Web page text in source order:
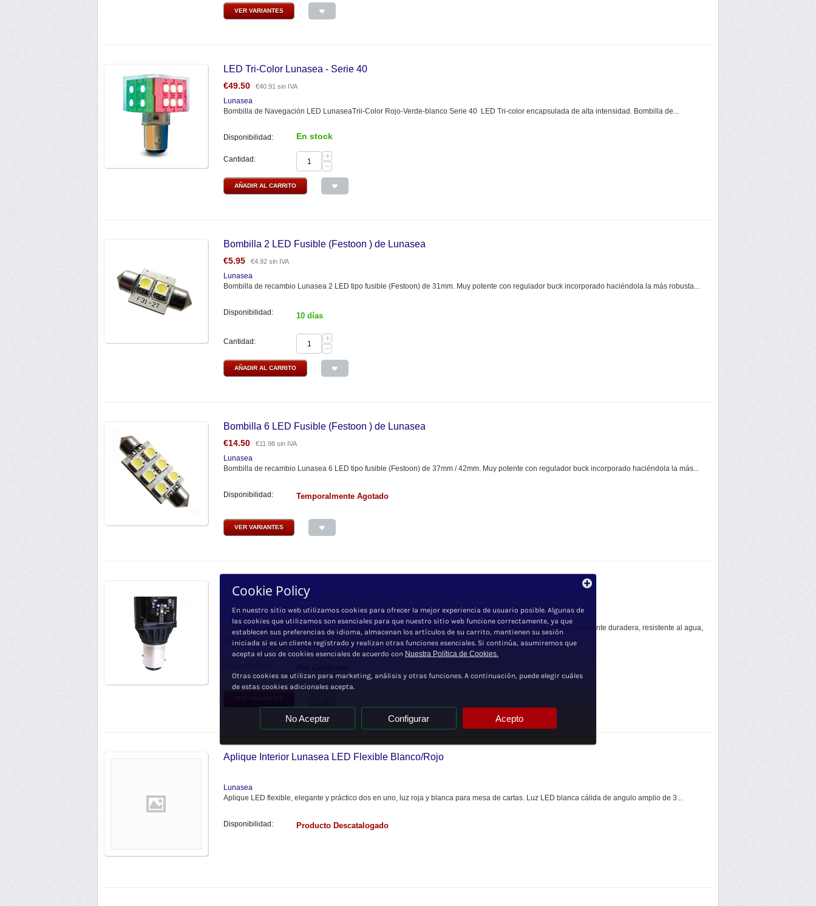
VER VARIANTES
LED Tri-Color Lunasea - Serie 40
€49.50 €40.91 sin IVA
Lunasea
Bombilla de Navegación LED LunaseaTrii-Color Rojo-Verde-blanco Serie 40 LED Tri-color encapsulada de alta intensidad. Bombilla de...
Disponibilidad: En stock
Cantidad:
+
−
AÑADIR AL CARRITO
Bombilla 2 LED Fusible (Festoon ) de Lunasea
€5.95 €4.92 sin IVA
Lunasea
Bombilla de recambio Lunasea 2 LED tipo fusible (Festoon) de 31mm. Muy potente con regulador buck incorporado haciéndola la más robusta...
Disponibilidad: 10 días
Cantidad:
+
−
AÑADIR AL CARRITO
Bombilla 6 LED Fusible (Festoon ) de Lunasea
€14.50 €11.98 sin IVA
Lunasea
Bombilla de recambio Lunasea 6 LED tipo fusible (Festoon) de 37mm / 42mm. Muy potente con regulador buck incorporado haciéndola la más...
Disponibilidad: Temporalmente Agotado
VER VARIANTES
LED de Navegación Lunasea BAY15D
Lunasea
LED de navegación encapsulada BAY15D con alcance de 2 millas náuticas y garantia de por vida. Extremadamente duradera, resistente al agua,
con un...
Aplique Interior Lunasea LED Flexible Blanco/Rojo
Lunasea
Aplique LED flexible, elegante y práctico dos en uno, luz roja y blanca para mesa de cartas. Luz LED blanca cálida de angulo amplio de 3...
Disponibilidad: Producto Descatalogado
Cookie Policy
En nuestro sitio web utilizamos cookies para ofrecer la mejor experiencia de usuario posible. Algunas de
las cookies que utilizamos son esenciales para que nuestro sitio web funcione correctamente, ya que
establecen sus preferencias de idioma, almacenan los artículos de su carrito, mantienen su sesión
iniciada si es un cliente registrado y realizan otras funciones esenciales. Si continúa, asumiremos que
acepta el uso de cookies esenciales de acuerdo con Nuestra Política de Cookies.
Otras cookies se utilizan para marketing, análisis y otras funciones. A continuación, puede elegir cuáles
de estas cookies adicionales acepta.
No Aceptar Configurar Acepto